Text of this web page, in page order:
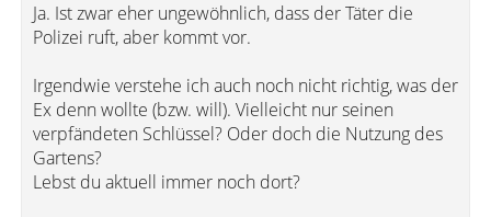
Ja. Ist zwar eher ungewöhnlich, dass der Täter die
Polizei ruft, aber kommt vor.
Irgendwie verstehe ich auch noch nicht richtig, was der
Ex denn wollte (bzw. will). Vielleicht nur seinen
verpfändeten Schlüssel? Oder doch die Nutzung des
Gartens?
Lebst du aktuell immer noch dort?